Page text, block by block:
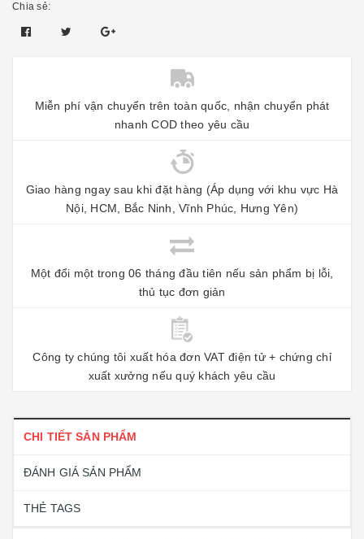
Chia sẻ:
Miễn phí vận chuyển trên toàn quốc, nhận chuyển phát
nhanh COD theo yêu cầu
Giao hàng ngay sau khi đặt hàng (Áp dụng với khu vực Hà
Nội, HCM, Bắc Ninh, Vĩnh Phúc, Hưng Yên)
Một đổi một trong 06 tháng đầu tiên nếu sản phẩm bị lỗi,
thủ tục đơn giản
Công ty chúng tôi xuất hóa đơn VAT điện tử + chứng chỉ
xuất xưởng nếu quý khách yêu cầu
CHI TIẾT SẢN PHẨM
ĐÁNH GIÁ SẢN PHẨM
THẺ TAGS